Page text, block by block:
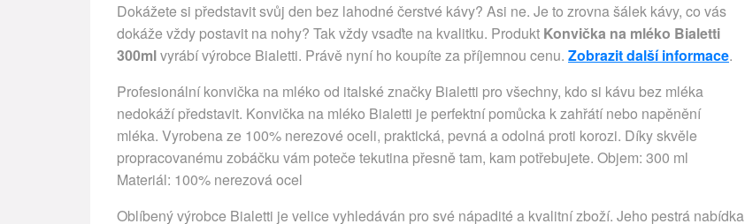
Dokážete si představit svůj den bez lahodné čerstvé kávy? Asi ne. Je to zrovna šálek kávy, co vás
dokáže vždy postavit na nohy? Tak vždy vsaďte na kvalitku. Produkt Konvička na mléko Bialetti
300mlvyrábí výrobce Bialetti. Právě nyní ho koupíte za příjemnou cenu. Zobrazit další informace.
Profesionální konvička na mléko od italské značky Bialetti pro všechny, kdo si kávu bez mléka
nedokáží představit. Konvička na mléko Bialetti je perfektní pomůcka k zahřátí nebo napěnění
mléka. Vyrobena ze 100% nerezové oceli, praktická, pevná a odolná proti korozi. Díky skvěle
propracovanému zobáčku vám poteče tekutina přesně tam, kam potřebujete. Objem: 300 ml
Materiál: 100% nerezová ocel
Oblíbený výrobce Bialetti je velice vyhledáván pro své nápadité a kvalitní zboží. Jeho pestrá nabídka